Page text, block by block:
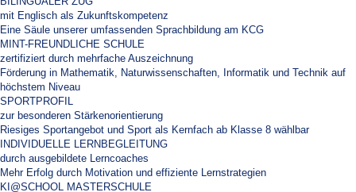
mit Englisch als Zukunftskompetenz
Eine Säule unserer umfassenden Sprachbildung am KCG
MINT-FREUNDLICHE SCHULE
zertifiziert durch mehrfache Auszeichnung
Förderung in Mathematik, Naturwissenschaften, Informatik und Technik auf
höchstem Niveau
SPORTPROFIL
zur besonderen Stärkenorientierung
Riesiges Sportangebot und Sport als Kernfach ab Klasse 8 wählbar
INDIVIDUELLE LERNBEGLEITUNG
durch ausgebildete Lerncoaches
Mehr Erfolg durch Motivation und effiziente Lernstrategien
KI@SCHOOL MASTERSCHULE